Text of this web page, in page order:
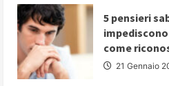
PARLARE
IN
PUBBLICO:
strategie
fondamentali
comunicare
5 pensieri
come
21 Gennaio